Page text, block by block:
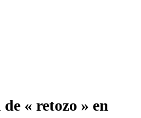
« retozo » en